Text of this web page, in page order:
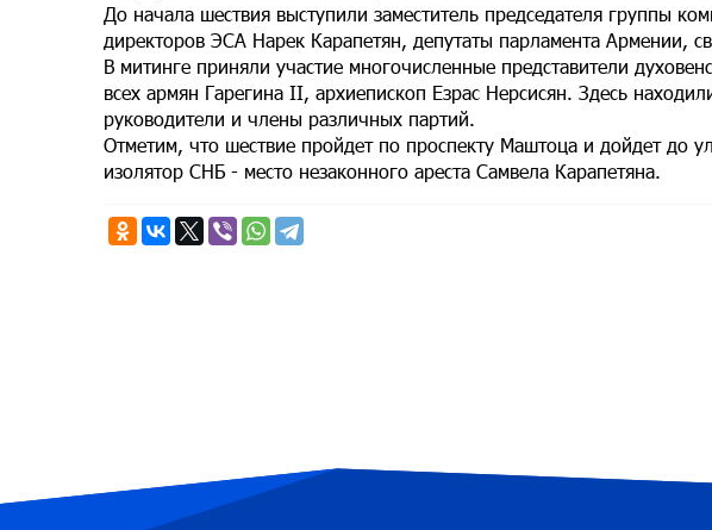
До начала шествия выступили заместитель председателя группы
директоров ЭСА Нарек Карапетян, депутаты парламента Армении,
В митинге приняли участие многочисленные представители
всех армян Гарегина II, архиепископ Езрас Нерсисян. Здесь
руководители и члены различных партий.
Отметим, что шествие пройдет по проспекту Маштоца и дойдет до
изолятор СНБ - место незаконного ареста Самвела Карапетяна.